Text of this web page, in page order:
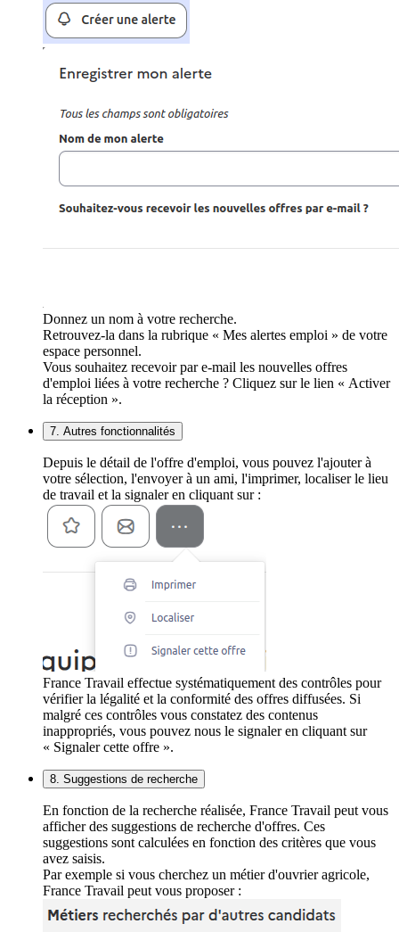
Donnez un nom à votre recherche.
Retrouvez-la dans la rubrique « Mes alertes emploi » de votre
espace personnel.
Vous souhaitez recevoir par e-mail les nouvelles offres
d'emploi liées à votre recherche ? Cliquez sur le lien « Activer
la réception ».
7. Autres fonctionnalités
Depuis le détail de l'offre d'emploi, vous pouvez l'ajouter à
votre sélection, l'envoyer à un ami, l'imprimer, localiser le lieu
de travail et la signaler en cliquant sur :
France Travail effectue systématiquement des contrôles pour
vérifier la légalité et la conformité des offres diffusées. Si
malgré ces contrôles vous constatez des contenus
inappropriés, vous pouvez nous le signaler en cliquant sur
« Signaler cette offre ».
8. Suggestions de recherche
En fonction de la recherche réalisée, France Travail peut vous
afficher des suggestions de recherche d'offres. Ces
suggestions sont calculées en fonction des critères que vous
avez saisis.
Par exemple si vous cherchez un métier d'ouvrier agricole,
France Travail peut vous proposer :